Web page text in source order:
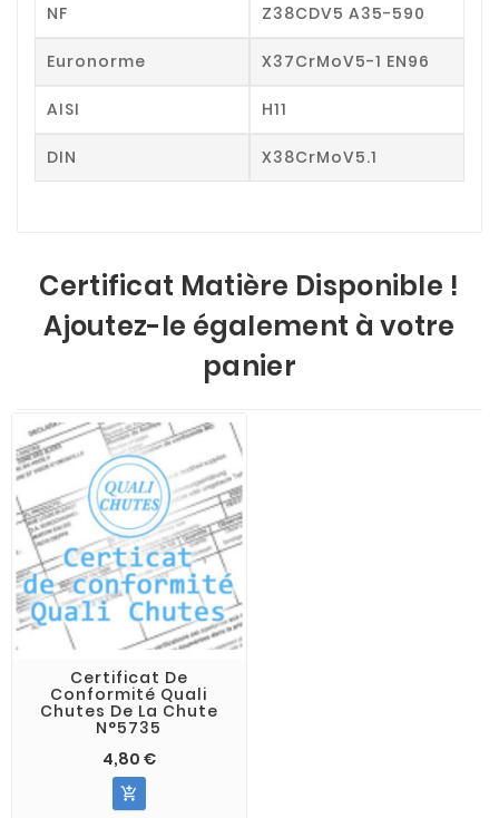
NF Z38CDV5 A35-590
Euronorme X37CrMoV5-1 EN96
AISI H11
DIN X38CrMoV5.1
Certificat Matière Disponible !
Ajoutez-le également à votre
panier
Certificat De
Conformité Quali
Chutes De La Chute
N°5735
4,80 €
